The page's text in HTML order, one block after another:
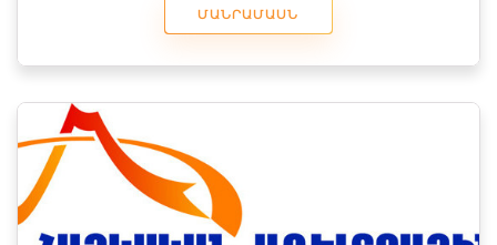
ՄԱՆՐԱՄԱՍՆ